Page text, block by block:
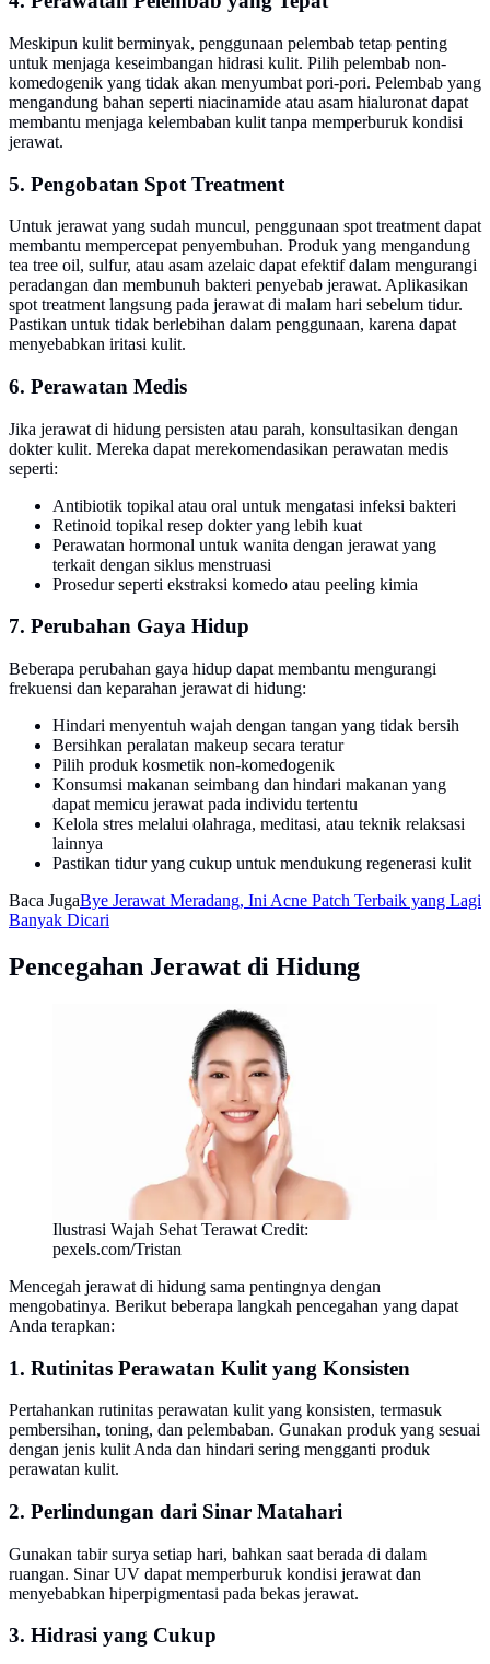
Meskipun kulit berminyak, penggunaan pelembab tetap penting
untuk menjaga keseimbangan hidrasi kulit. Pilih pelembab non-
komedogenik yang tidak akan menyumbat pori-pori. Pelembab yang
mengandung bahan seperti niacinamide atau asam hialuronat dapat
membantu menjaga kelembaban kulit tanpa memperburuk kondisi
jerawat.
5. Pengobatan Spot Treatment
Untuk jerawat yang sudah muncul, penggunaan spot treatment dapat
membantu mempercepat penyembuhan. Produk yang mengandung
tea tree oil, sulfur, atau asam azelaic dapat efektif dalam mengurangi
peradangan dan membunuh bakteri penyebab jerawat. Aplikasikan
spot treatment langsung pada jerawat di malam hari sebelum tidur.
Pastikan untuk tidak berlebihan dalam penggunaan, karena dapat
menyebabkan iritasi kulit.
6. Perawatan Medis
Jika jerawat di hidung persisten atau parah, konsultasikan dengan
dokter kulit. Mereka dapat merekomendasikan perawatan medis
seperti:
Antibiotik topikal atau oral untuk mengatasi infeksi bakteri
Retinoid topikal resep dokter yang lebih kuat
Perawatan hormonal untuk wanita dengan jerawat yang
terkait dengan siklus menstruasi
Prosedur seperti ekstraksi komedo atau peeling kimia
7. Perubahan Gaya Hidup
Beberapa perubahan gaya hidup dapat membantu mengurangi
frekuensi dan keparahan jerawat di hidung:
Hindari menyentuh wajah dengan tangan yang tidak bersih
Bersihkan peralatan makeup secara teratur
Pilih produk kosmetik non-komedogenik
Konsumsi makanan seimbang dan hindari makanan yang
dapat memicu jerawat pada individu tertentu
Kelola stres melalui olahraga, meditasi, atau teknik relaksasi
lainnya
Pastikan tidur yang cukup untuk mendukung regenerasi kulit
Baca JugaBye Jerawat Meradang, Ini Acne Patch Terbaik yang Lagi
Banyak Dicari
Pencegahan Jerawat di Hidung
Ilustrasi Wajah Sehat Terawat Credit:
pexels.com/Tristan
Mencegah jerawat di hidung sama pentingnya dengan
mengobatinya. Berikut beberapa langkah pencegahan yang dapat
Anda terapkan:
1. Rutinitas Perawatan Kulit yang Konsisten
Pertahankan rutinitas perawatan kulit yang konsisten, termasuk
pembersihan, toning, dan pelembaban. Gunakan produk yang sesuai
dengan jenis kulit Anda dan hindari sering mengganti produk
perawatan kulit.
2. Perlindungan dari Sinar Matahari
Gunakan tabir surya setiap hari, bahkan saat berada di dalam
ruangan. Sinar UV dapat memperburuk kondisi jerawat dan
menyebabkan hiperpigmentasi pada bekas jerawat.
3. Hidrasi yang Cukup